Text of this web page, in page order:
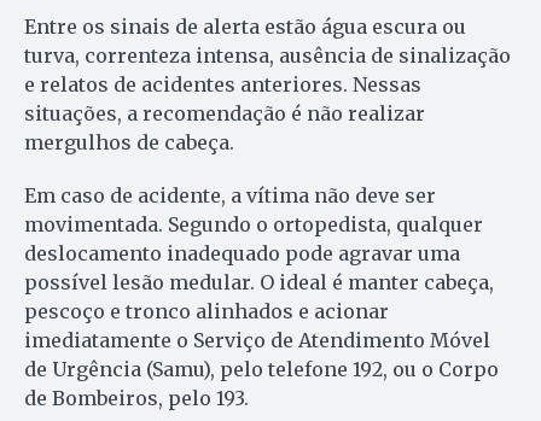
Entre os sinais de alerta estão água escura ou
turva, correnteza intensa, ausência de sinalização
e relatos de acidentes anteriores. Nessas
situações, a recomendação é não realizar
mergulhos de cabeça.
Em caso de acidente, a vítima não deve ser
movimentada. Segundo o ortopedista, qualquer
deslocamento inadequado pode agravar uma
possível lesão medular. O ideal é manter cabeça,
pescoço e tronco alinhados e acionar
imediatamente o Serviço de Atendimento Móvel
de Urgência (Samu), pelo telefone 192, ou o Corpo
de Bombeiros, pelo 193.